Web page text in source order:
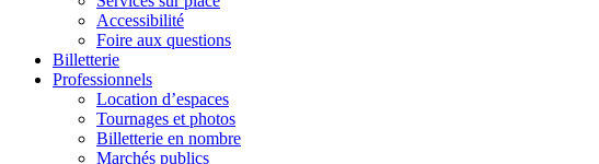
Accessibilité
Foire aux questions
Billetterie
Professionnels
Location d’espaces
Tournages et photos
Billetterie en nombre
Marchés publics